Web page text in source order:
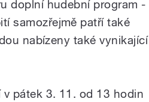
doplní hudební program -
samozřejmě patří také
nabízeny také vynikající
pátek 3. 11. od 13 hodin